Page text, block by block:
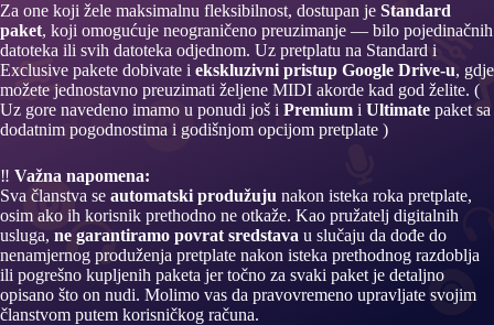
Za one koji žele maksimalnu fleksibilnost, dostupan je Standard
paket, koji omogućuje neograničeno preuzimanje — bilo pojedinačnih
datoteka ili svih datoteka odjednom. Uz pretplatu na Standard i
Exclusive pakete dobivate i ekskluzivni pristup Google Drive-u, gdje
možete jednostavno preuzimati željene MIDI akorde kad god želite. (
Uz gore navedeno imamo u ponudi još i Premium i Ultimate paket sa
dodatnim pogodnostima i godišnjom opcijom pretplate )
‼️ Važna napomena:
Sva članstva se automatski produžuju nakon isteka roka pretplate,
osim ako ih korisnik prethodno ne otkaže. Kao pružatelj digitalnih
usluga, ne garantiramo povrat sredstava u slučaju da dođe do
nenamjernog produženja pretplate nakon isteka prethodnog razdoblja
ili pogrešno kupljenih paketa jer točno za svaki paket je detaljno
opisano što on nudi. Molimo vas da pravovremeno upravljate svojim
članstvom putem korisničkog računa.